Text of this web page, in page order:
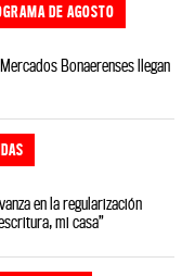
DE AGOSTO
Bonaerenses llegan
en la regularización
mi casa”